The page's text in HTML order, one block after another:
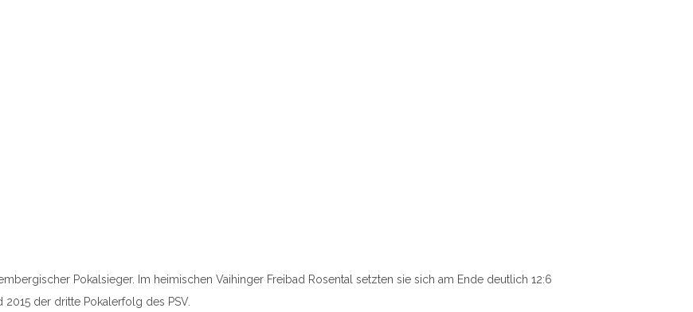
Pokalsieger. Im heimischen Vaihinger Freibad Rosental setzten sie sich am Ende deutlich 12:6
der dritte Pokalerfolg des PSV.